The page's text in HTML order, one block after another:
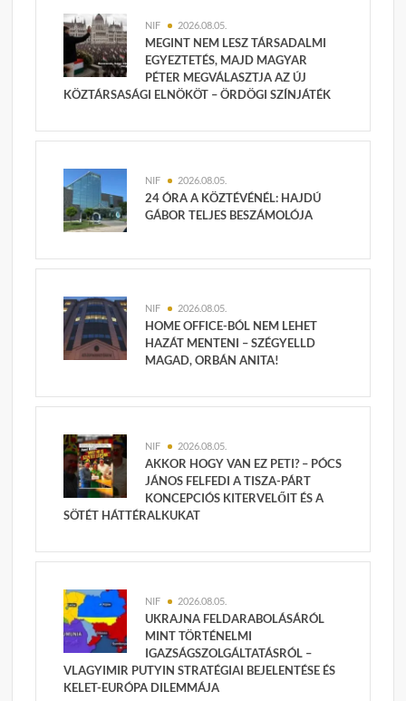
NIF 2026.08.05.
MEGINT NEM LESZ TÁRSADALMI
EGYEZTETÉS, MAJD MAGYAR
PÉTER MEGVÁLASZTJA AZ ÚJ
KÖZTÁRSASÁGI ELNÖKÖT – ÖRDÖGI SZÍNJÁTÉK
NIF 2026.08.05.
24 ÓRA A KÖZTÉVÉNÉL: HAJDÚ
GÁBOR TELJES BESZÁMOLÓJA
NIF 2026.08.05.
HOME OFFICE-BÓL NEM LEHET
HAZÁT MENTENI – SZÉGYELLD
MAGAD, ORBÁN ANITA!
NIF 2026.08.05.
AKKOR HOGY VAN EZ PETI? – PÓCS
JÁNOS FELFEDI A TISZA-PÁRT
KONCEPCIÓS KITERVELŐIT ÉS A
SÖTÉT HÁTTÉRALKUKAT
NIF 2026.08.05.
UKRAJNA FELDARABOLÁSÁRÓL
MINT TÖRTÉNELMI
IGAZSÁGSZOLGÁLTATÁSRÓL –
VLAGYIMIR PUTYIN STRATÉGIAI BEJELENTÉSE ÉS
KELET-EURÓPA DILEMMÁJA